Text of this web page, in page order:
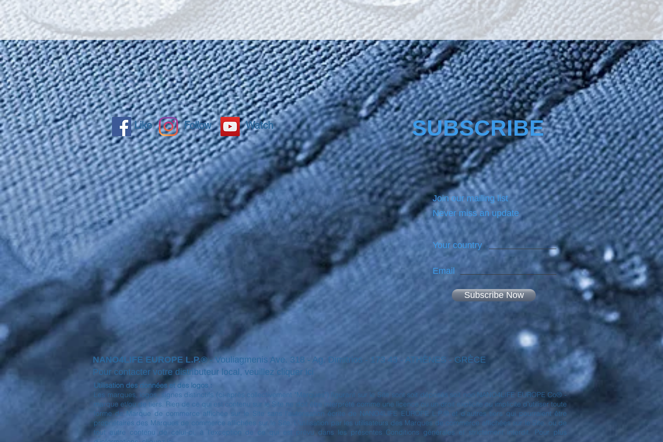
Carprotectl® comes with a same
size bottle product of NANO4-
PRECLEAN which we always use
before applying on the surface the
product.For analytic instructions,
please refer to the Product page.
Like Follow Watch SUBSCRIBE
Join our mailing list
Never miss an update
Your country
Email
Subscribe Now
NANO4LIFE EUROPE L.P.®- Vouliagmenis Ave. 318 - Ag. Dimitrios - 173 43 - ATHÈNES - GRÈCE
Pour contacter votre distributeur local, veuillez cliquer ici
Utilisation des données et des logos :
Les marques, logos, signes distinctifs (ci-après collectivement "Marques") figurant sur le Site sont soit déposés soit non NANO4LIFE EUROPE Co® -
marque et/ou de tiers. Rien de ce qui est contenu sur le Site ne doit être interprété comme une licence ou un droit explicite ou implicite d'utiliser toute
forme de Marque de commerce affichée sur le Site sans l'autorisation écrite de NANO4LIFE EUROPE L.P.® et d'autres tiers qui pourraient être
propriétaires des Marques de commerce affichées sur le Site. L'utilisation par les utilisateurs des Marques de commerce affichées sur le Site, ou de
tout autre contenu de celui-ci, à l'exception de ce qui est prévu dans les présentes Conditions générales et strictement interdit. Pour plus